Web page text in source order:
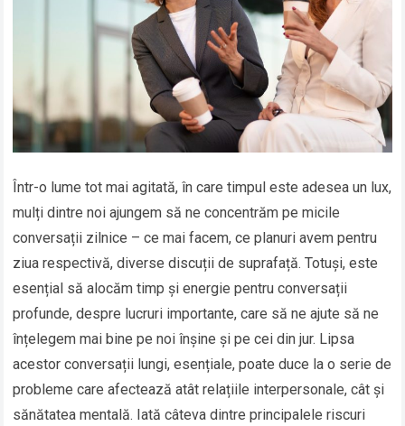
Într-o lume tot mai agitată, în care timpul este adesea un lux,
mulți dintre noi ajungem să ne concentrăm pe micile
conversații zilnice – ce mai facem, ce planuri avem pentru
ziua respectivă, diverse discuții de suprafață. Totuși, este
esențial să alocăm timp și energie pentru conversații
profunde, despre lucruri importante, care să ne ajute să ne
înțelegem mai bine pe noi înșine și pe cei din jur. Lipsa
acestor conversații lungi, esențiale, poate duce la o serie de
probleme care afectează atât relațiile interpersonale, cât și
sănătatea mentală. Iată câteva dintre principalele riscuri